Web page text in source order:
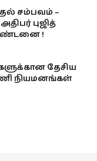
சம்பவம் –
புஜித்
தண்டனை !
தேசிய
நியமனங்கள்